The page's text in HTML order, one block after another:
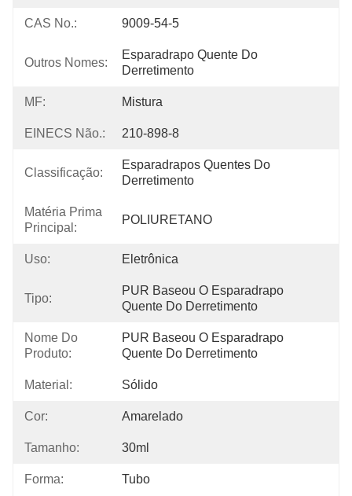
CAS No.: 9009-54-5
Outros Nomes:
Esparadrapo Quente Do
Derretimento
MF: Mistura
EINECS Não.: 210-898-8
Classificação:
Esparadrapos Quentes Do
Derretimento
Matéria Prima
Principal:
POLIURETANO
Uso: Eletrônica
Tipo:
PUR Baseou O Esparadrapo
Quente Do Derretimento
Nome Do
Produto:
PUR Baseou O Esparadrapo
Quente Do Derretimento
Material: Sólido
Cor: Amarelado
Tamanho: 30ml
Forma: Tubo